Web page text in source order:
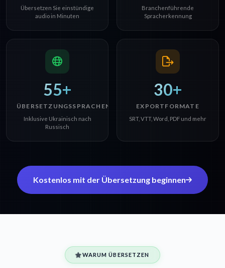
Übersetzen Sie einstündige
audio in Minuten
Branchenführende
Spracherkennung
55+
ÜBERSETZUNGSSPRACHEN
Inklusive Ukrainisch nach
Russisch
30+
EXPORTFORMATE
SRT, VTT, Word, PDF und mehr
Kostenlos mit der Übersetzung beginnen
WARUM ÜBERSETZEN